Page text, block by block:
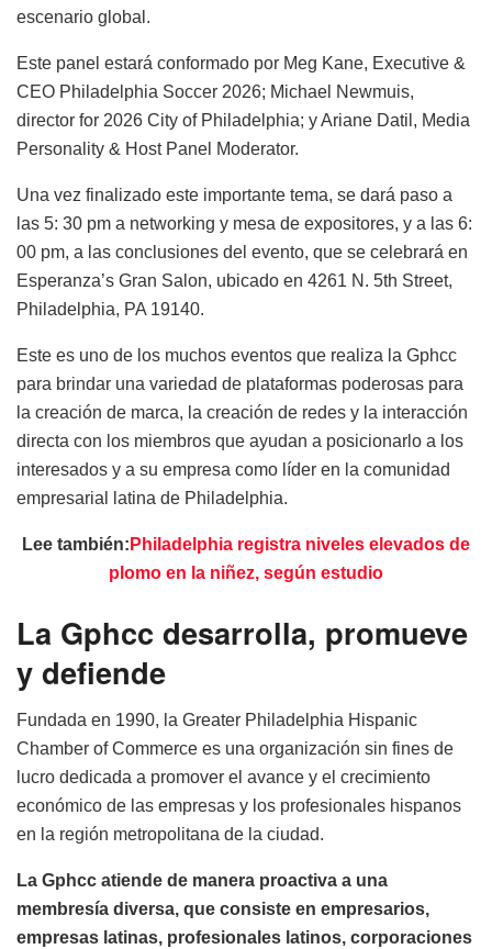
escenario global.
Este panel estará conformado por Meg Kane, Executive &
CEO Philadelphia Soccer 2026; Michael Newmuis,
director for 2026 City of Philadelphia; y Ariane Datil, Media
Personality & Host Panel Moderator.
Una vez finalizado este importante tema, se dará paso a
las 5: 30 pm a networking y mesa de expositores, y a las 6:
00 pm, a las conclusiones del evento, que se celebrará en
Esperanza’s Gran Salon, ubicado en 4261 N. 5th Street,
Philadelphia, PA 19140.
Este es uno de los muchos eventos que realiza la Gphcc
para brindar una variedad de plataformas poderosas para
la creación de marca, la creación de redes y la interacción
directa con los miembros que ayudan a posicionarlo a los
interesados y a su empresa como líder en la comunidad
empresarial latina de Philadelphia.
Lee también: Philadelphia registra niveles elevados de
plomo en la niñez, según estudio
La Gphcc desarrolla, promueve
y defiende
Fundada en 1990, la Greater Philadelphia Hispanic
Chamber of Commerce es una organización sin fines de
lucro dedicada a promover el avance y el crecimiento
económico de las empresas y los profesionales hispanos
en la región metropolitana de la ciudad.
La Gphcc atiende de manera proactiva a una
membresía diversa, que consiste en empresarios,
empresas latinas, profesionales latinos, corporaciones